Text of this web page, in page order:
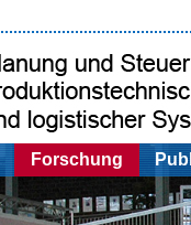
Forschung